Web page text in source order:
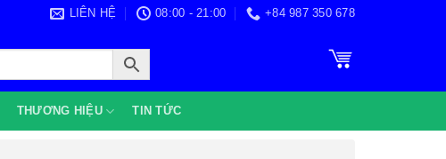
LIÊN HỆ 08:00 - 21:00 +84 987 350 678
THƯƠNG HIỆU TIN TỨC